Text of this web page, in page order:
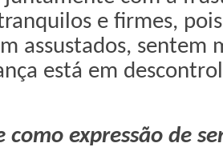
e firmes,
assustados, sentem
está em
como expressão de